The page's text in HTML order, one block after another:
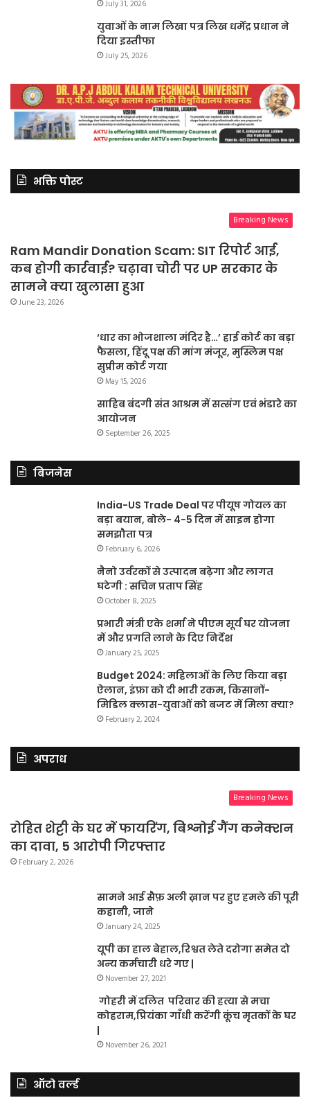
July 31, 2026
युवाओं के नाम लिखा पत्र लिख धर्मेंद्र प्रधान ने
दिया इस्तीफा
July 25, 2026
भक्ति पोस्ट
Breaking News
Ram Mandir Donation Scam: SIT रिपोर्ट आई,
कब होगी कार्रवाई? चढ़ावा चोरी पर UP सरकार के
सामने क्या खुलासा हुआ
June 23, 2026
‘धार का भोजशाला मंदिर है…’ हाई कोर्ट का बड़ा
फैसला, हिंदू पक्ष की मांग मंजूर, मुस्लिम पक्ष
सुप्रीम कोर्ट गया
May 15, 2026
साहिब बंदगी संत आश्रम में सत्संग एवं भंडारे का
आयोजन
September 26, 2025
बिजनेस
India-US Trade Deal पर पीयूष गोयल का
बड़ा बयान, बोले- 4-5 दिन में साइन होगा
समझौता पत्र
February 6, 2026
नैनो उर्वरकों से उत्पादन बढ़ेगा और लागत
घटेगी : सचिन प्रताप सिंह
October 8, 2025
प्रभारी मंत्री एके शर्मा ने पीएम सूर्य घर योजना
में और प्रगति लाने के दिए निर्देश
January 25, 2025
Budget 2024: महिलाओं के लिए किया बड़ा
ऐलान, इंफ्रा को दी भारी रकम, किसानों-
मिडिल क्लास-युवाओं को बजट में मिला क्या?
February 2, 2024
अपराध
Breaking News
रोहित शेट्टी के घर में फायरिंग, बिश्नोई गैंग कनेक्शन
का दावा, 5 आरोपी गिरफ्तार
February 2, 2026
सामने आई सैफ़ अली ख़ान पर हुए हमले की पूरी
कहानी, जाने
January 24, 2025
यूपी का हाल बेहाल,रिश्वत लेते दरोगा समेत दो
अन्य कर्मचारी धरे गए |
November 27, 2021
गोहरी में दलित परिवार की हत्या से मचा
कोहराम,प्रियंका गाँधी करेंगी कूंच मृतकों के घर
|
November 26, 2021
ऑटो वर्ल्ड